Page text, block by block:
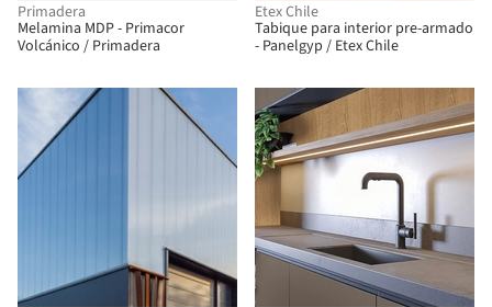
Primadera
Melamina MDP - Primacor
Volcánico / Primadera
Etex Chile
Tabique para interior pre-armado
- Panelgyp / Etex Chile